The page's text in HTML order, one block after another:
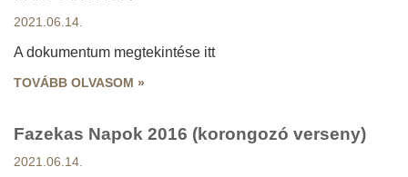
2021.06.14.
A dokumentum megtekintése itt
TOVÁBB OLVASOM »
Fazekas Napok 2016 (korongozó verseny)
2021.06.14.